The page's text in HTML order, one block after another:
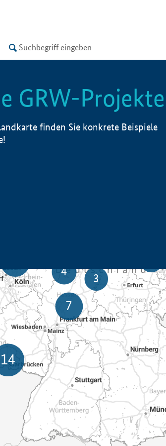
LISTE
GRW-Projekte
finden Sie konkrete Beispiele